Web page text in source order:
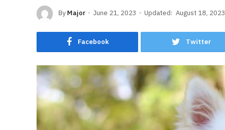
By Major June 21, 2023 Updated: August 18, 2023
Facebook Twitter